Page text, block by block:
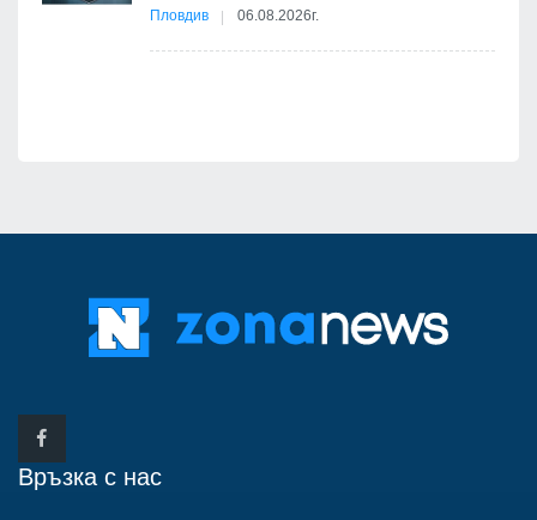
Пловдив 06.08.2026г.
Връзка с нас